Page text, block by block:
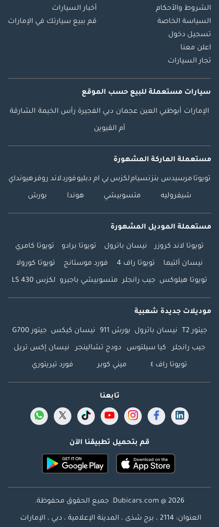
الشروط والأحكام
السياسة الخاصة
تسجيل دخول
اعلن معنا
تجار السيارات
أخبار السيارات
قم ببيع سيارتك في الإمارات
سيارات مستعملة للبيع حسب الموقع
الإمارات أبوظبي العين عجمان دبي الفجيرة رأس الخيمة الشارقة
أم القيوين
مستعملة الماركة المشهورة
تويوتا مرسيدس بنزنسياملكزس بي ام دبليوفوردلاند روفرهيونداي
شيفروليه متسوبيشي هوندا بورش
مستعملة الموديل المشهورة
تويوتا لاند كروزر نيسان باترول تويوتا برادو تويوتا كامري
نيسان ألتيما تويوتا راف 4 فورد موستانج تويوتا كورولا
تويوتا هيلوكس جيب رانجلر متسوبيشي باجيرو لكزس LS 430
موديلات جديدة شعبية
جيتور T2 نيسان باترول بورش 911 نيسان كيكس جيتور G700
جيب رانجلر كيا سيلتوس دودج تشالينجر نيسان إكس تريل
تويوتا راف ٤ ميني كوبر فورد تيريتوري
تابعنا
قم بتحميل تطبيقنا الآن
Dubicars.com @ 2026. جميع الحقوق محفوظة.
العنوان: 2114 ، برج شذى ، المدينة الإعلامية ، دبي ، الإمارات